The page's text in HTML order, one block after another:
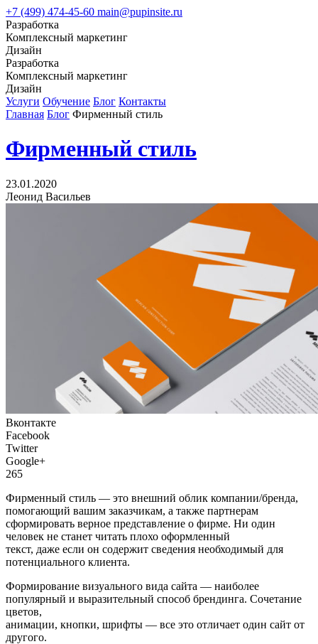
+7 (499) 474-45-60 main@pupinsite.ru
Разработка
Комплексный маркетинг
Дизайн
Разработка
Комплексный маркетинг
Дизайн
Услуги Обучение Блог Контакты
Главная Блог Фирменный стиль
Фирменный стиль
23.01.2020
Леонид Васильев
Вконтакте
Facebook
Twitter
Google+
265
Фирменный стиль — это внешний облик компании/бренда,
помогающий вашим заказчикам, а также партнерам
сформировать верное представление о фирме. Ни один
человек не станет читать плохо оформленный
текст, даже если он содержит сведения необходимый для
потенциального клиента.
Формирование визуального вида сайта — наиболее
популярный и выразительный способ брендинга. Сочетание
цветов,
анимации, кнопки, шрифты — все это отличает один сайт от
другого.